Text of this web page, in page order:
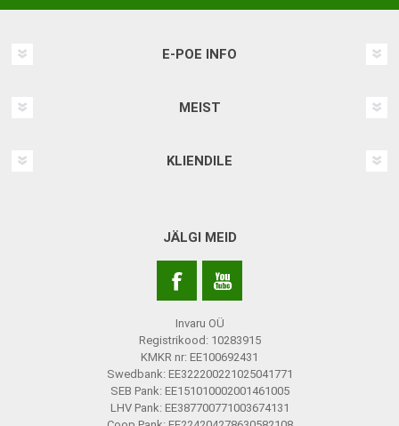
E-POE INFO
MEIST
KLIENDILE
JÄLGI MEID
Invaru OÜ
Registrikood: 10283915
KMKR nr: EE100692431
Swedbank: EE322200221025041771
SEB Pank: EE151010002001461005
LHV Pank: EE387700771003674131